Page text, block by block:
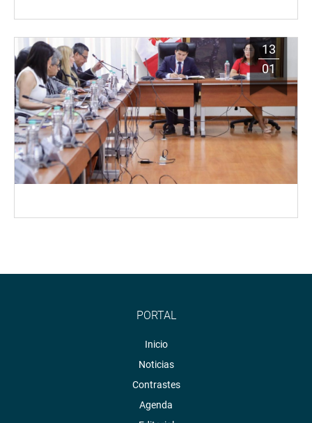
13
01
PORTAL
Inicio
Noticias
Contrastes
Agenda